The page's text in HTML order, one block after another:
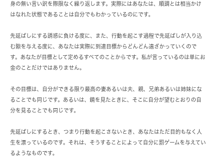
身の無い言い訳を際限なく繰り返します。実際にはあなたは、順調とは相当かけ
はなれた状態であることは自分でもわかっているのにです。
先延ばしにする誘惑に負ける度に、また、行動を起こす過程で先延ばしが入り込
む隙を与える度に、あなたは実際に到達目標からどんどん遠ざかっていくので
す。あなたが目標として定めるすべてのことからです。私が言っているのは単にお
金のことだけではありません。
その目標は、自分ができる限り最高の妻あるいは夫、親、兄弟あるいは姉妹にな
ることでも同じです。あるいは、鏡を見たときに、そこに自分が望むとおりの自
分を見ることでも同じです。
先延ばしにするとき、つまり行動を起こさないとき、あなたはただ目的もなく人
生を漂っているのです。それは、そうすることによって自分に罰ゲームを与えてい
るようなものです。